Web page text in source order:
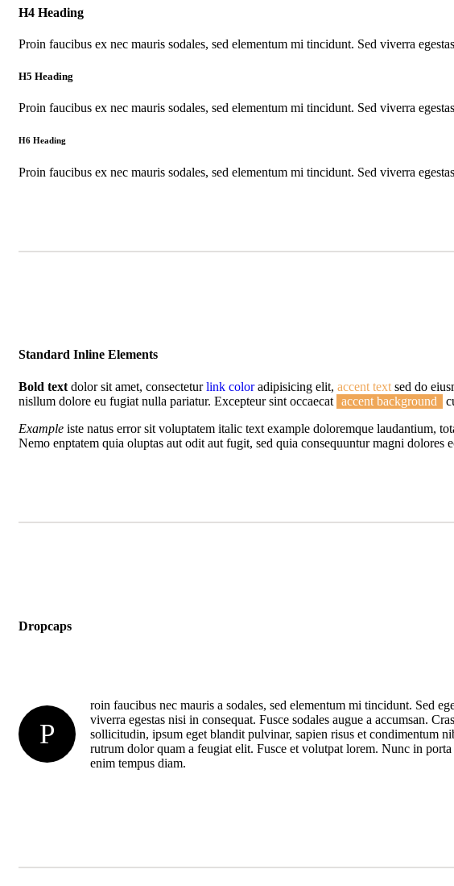
H4 Heading
Proin faucibus ex nec mauris sodales, sed elementum mi tincidunt. Sed viverra
H5 Heading
Proin faucibus ex nec mauris sodales, sed elementum mi tincidunt. Sed viverra
H6 Heading
Proin faucibus ex nec mauris sodales, sed elementum mi tincidunt. Sed viverra
Standard Inline Elements
Bold text dolor sit amet, consecteturlink coloradipisicing elit, accent text sed do
nisllum dolore eu fugiat nulla pariatur. Excepteur sint occaecat
accent background
Example iste natus error sit voluptatem italic text example doloremque laudantium,
Nemo enptatem quia oluptas aut odit aut fugit, sed quia consequuntur magni dolores
Dropcaps
P
roin faucibus nec mauris a sodales, sed elementum mi tincidunt. Sed
viverra egestas nisi in consequat. Fusce sodales augue a accumsan. Cras
sollicitudin, ipsum eget blandit pulvinar, sapien risus et condimentum
rutrum dolor quam a feugiat elit. Fusce et volutpat lorem. Nunc in porta
enim tempus diam.